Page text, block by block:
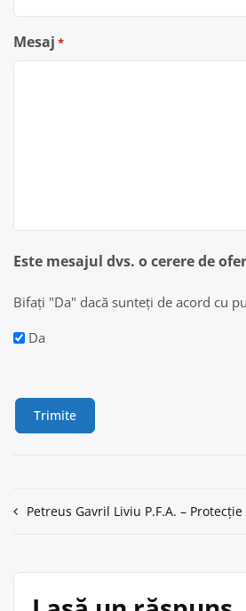
Mesaj *
Este mesajul dvs. o cerere de
Bifați "Da" dacă sunteți de acord cu
Da
Navigare
Petreus Gavril Liviu P.F.A. –